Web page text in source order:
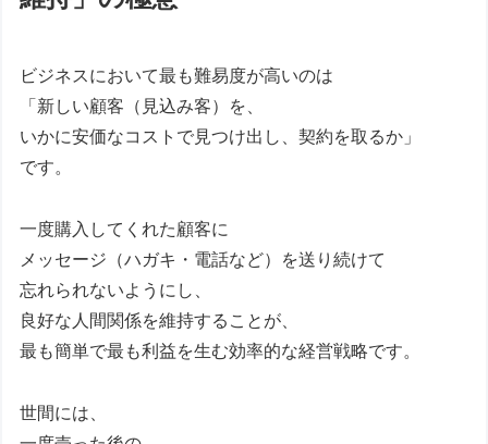
ビジネスにおいて最も難易度が高いのは
「新しい顧客（見込み客）を、
いかに安価なコストで見つけ出し、契約を取るか」
です。
一度購入してくれた顧客に
メッセージ（ハガキ・電話など）を送り続けて
忘れられないようにし、
良好な人間関係を維持することが、
最も簡単で最も利益を生む効率的な経営戦略です。
世間には、